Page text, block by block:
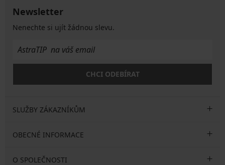
Newsletter
Nenechte si ujít žádnou slevu.
CHCI ODEBÍRAT
SLUŽBY ZÁKAZNÍKŮM
OBECNÉ INFORMACE
O SPOLEČNOSTI